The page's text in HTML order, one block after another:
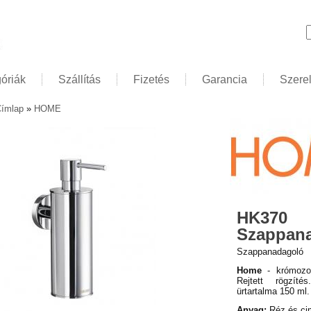
Szállítás Fizetés Garancia
hely
» HOME
HK370
Szappanadagoló
Home-
Rejtett
ürtartalma 150 ml.